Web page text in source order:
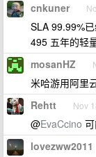
cnkuner
SLA 99.99%
495 五年的轻
mosanHZ
米哈游用阿里
Rehtt Nov
@EvaCcino
lovezww2011